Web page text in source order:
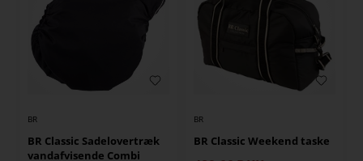
BR
BR Classic Sadelovertræk
vandafvisende Combi
BR
BR Classic Weekend taske